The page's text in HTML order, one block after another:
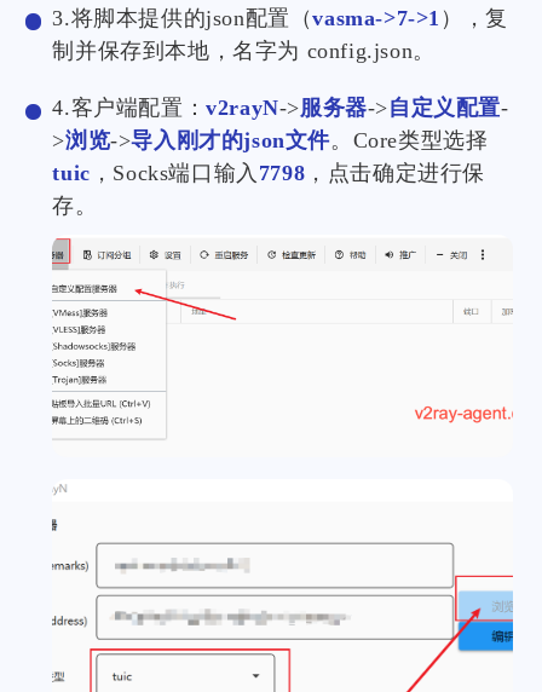
3.将脚本提供的json配置（vasma->7->1 ），复
制并保存到本地，名字为 config.json。
4.客户端配置：v2rayN->服务器->自定义配置-
>浏览->导入刚才的json文件。Core类型选择
tuic ，Socks端口输入 7798 ，点击确定进行保
存。